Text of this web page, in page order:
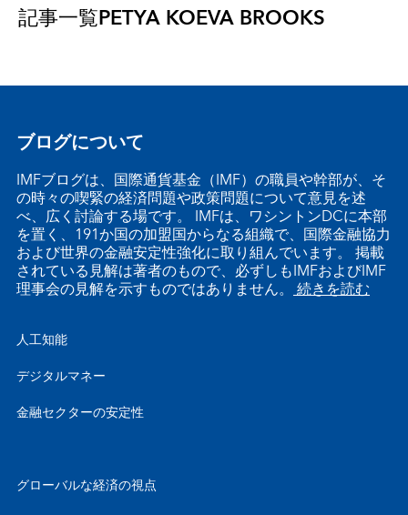
記事一覧PETYA KOEVA BROOKS
ブログについて
IMFブログは、国際通貨基金（IMF）の職員や幹部が、そ
の時々の喫緊の経済問題や政策問題について意見を述
べ、広く討論する場です。 IMFは、ワシントンDCに本部
を置く、191か国の加盟国からなる組織で、国際金融協力
および世界の金融安定性強化に取り組んでいます。 掲載
されている見解は著者のもので、必ずしもIMFおよびIMF
理事会の見解を示すものではありません。 続きを読む
人工知能
デジタルマネー
金融セクターの安定性
グローバルな経済の視点